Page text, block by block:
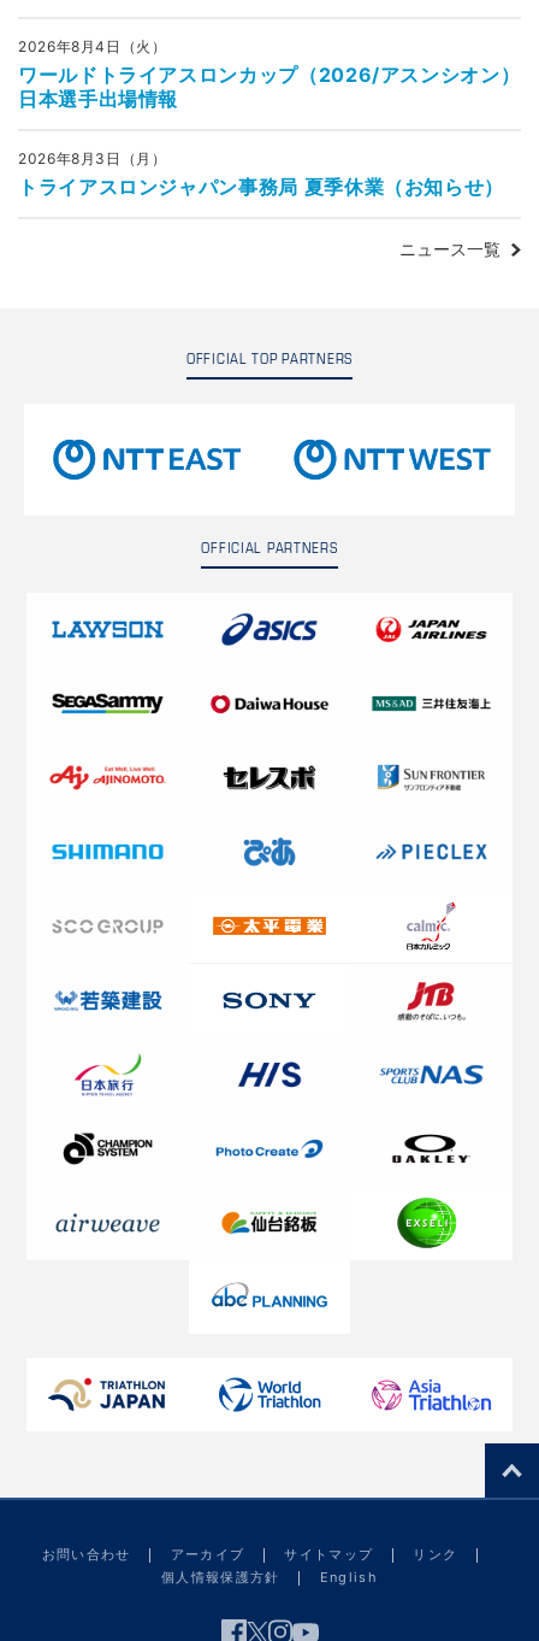
2026年8月4日（火）
ワールドトライアスロンカップ（2026/アスンシオン）
日本選手出場情報
2026年8月3日（月）
トライアスロンジャパン事務局 夏季休業（お知らせ）
ニュース一覧
OFFICIAL TOP PARTNERS
OFFICIAL PARTNERS
お問い合わせ アーカイブ サイトマップ
リンク
個人情報保護方針
English